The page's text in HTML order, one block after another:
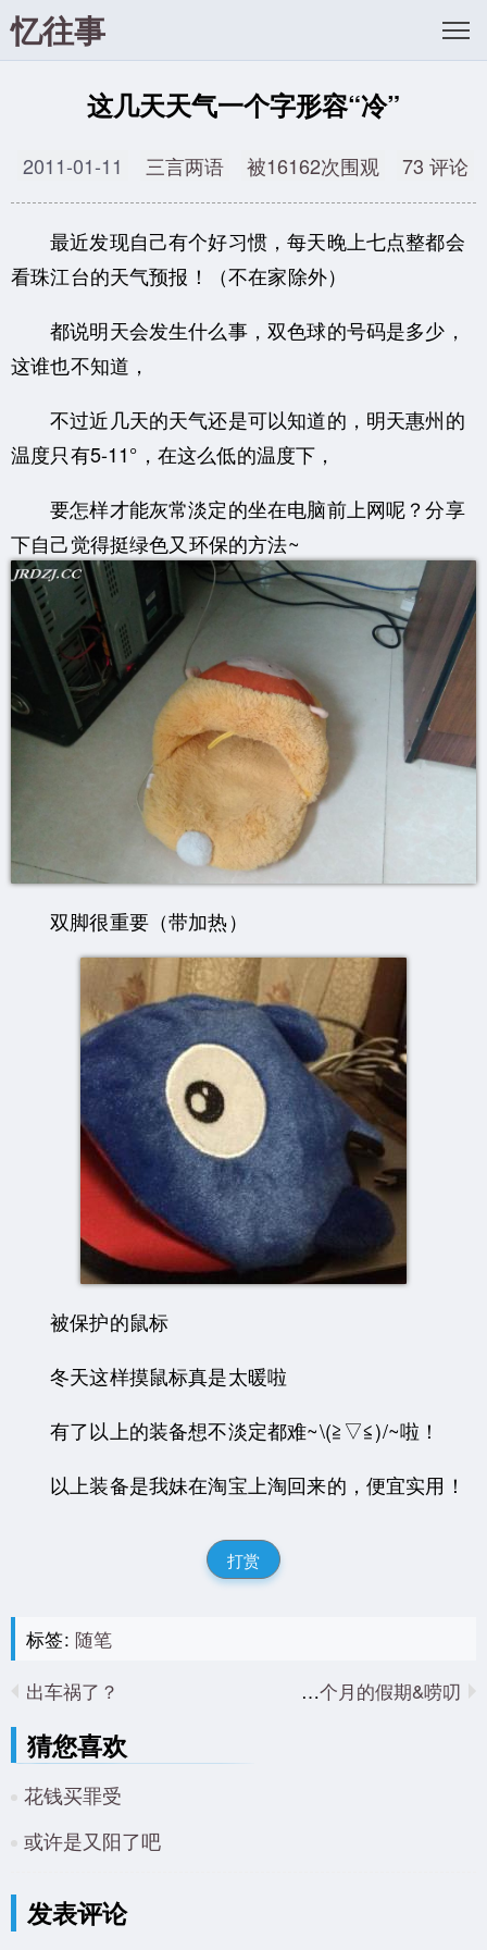
忆往事
这几天天气一个字形容“冷”
2011-01-11 三言两语 被16162次围观 73 评论
最近发现自己有个好习惯，每天晚上七点整都会
看珠江台的天气预报！（不在家除外）
都说明天会发生什么事，双色球的号码是多少，
这谁也不知道，
不过近几天的天气还是可以知道的，明天惠州的
温度只有5-11°，在这么低的温度下，
要怎样才能灰常淡定的坐在电脑前上网呢？分享
下自己觉得挺绿色又环保的方法~
双脚很重要（带加热）
被保护的鼠标
冬天这样摸鼠标真是太暖啦
有了以上的装备想不淡定都难~\(≧▽≦)/~啦！
以上装备是我妹在淘宝上淘回来的，便宜实用！
打赏
标签: 随笔
出车祸了？
有一个月的假期&唠叨
猜您喜欢
花钱买罪受
或许是又阳了吧
发表评论